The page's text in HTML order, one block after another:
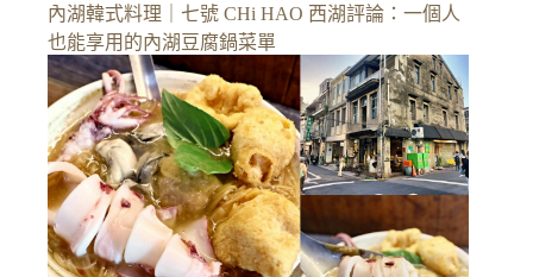
內湖韓式料理｜七號 CHi HAO 西湖評論：一個人
也能享用的內湖豆腐鍋菜單